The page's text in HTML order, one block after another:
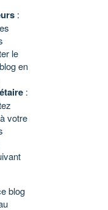
:
le
en
:
votre
blog